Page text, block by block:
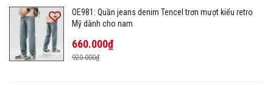
OE981: Quần jeans denim Tencel trơn mượt kiểu retro
Mỹ dành cho nam
660.000₫
920.000₫